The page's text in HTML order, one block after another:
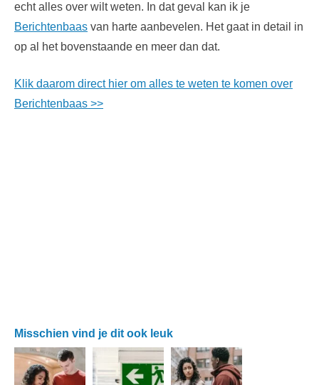
echt alles over wilt weten. In dat geval kan ik je
Berichtenbaas van harte aanbevelen. Het gaat in detail in
op al het bovenstaande en meer dan dat.
Klik daarom direct hier om alles te weten te komen over
Berichtenbaas >>
Misschien vind je dit ook leuk